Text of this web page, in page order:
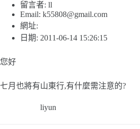
留言者: ll
Email: k55808@gmail.com
網址:
日期: 2011-06-14 15:26:15
您好
七月也將有山東行,有什麼需注意的?
liyun